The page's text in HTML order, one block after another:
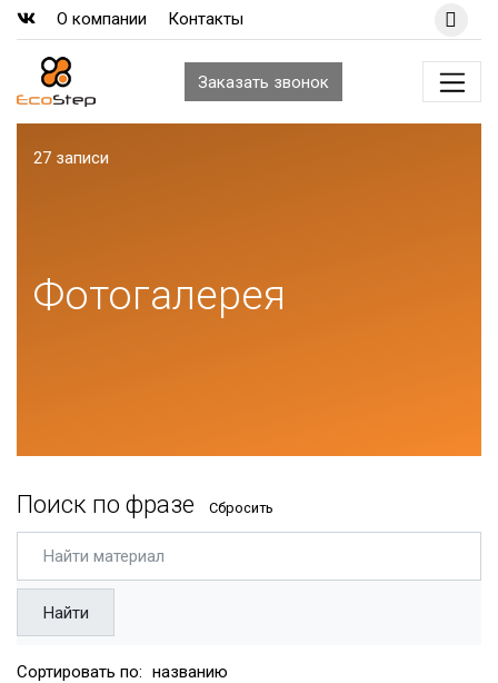
О компании Контакты
Заказать звонок
27 записи
Фотогалерея
Поиск по фразе Сбросить
Найти
Сортировать по: названию